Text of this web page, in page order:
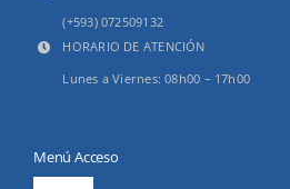
(+593) 072509132
HORARIO DE ATENCIÓN
Lunes a Viernes: 08h00 – 17h00
Menú Acceso